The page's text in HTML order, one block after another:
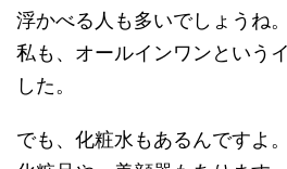
浮かべる人も多いでしょうね。
私も、オールインワンという
した。
でも、化粧水もあるんですよ。